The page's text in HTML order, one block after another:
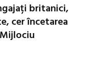
britanici,
cer încetarea